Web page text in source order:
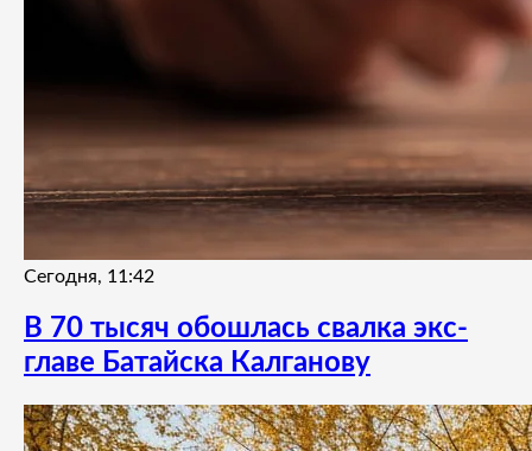
Сегодня, 11:42
В 70 тысяч обошлась свалка экс-
главе Батайска Калганову